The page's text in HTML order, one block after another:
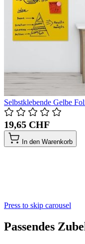
Selbstklebende Gelbe
19,65 CHF
In den Warenkorb
Press to skip carousel
Passendes